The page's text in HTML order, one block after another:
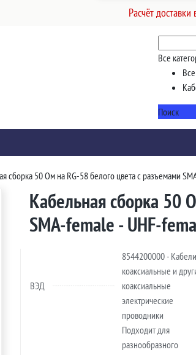
Расчёт
Все
Поиск
сборка 50 Ом на RG-58 белого цвета с разъемами
Кабельная сборка 50
SMA-female - UHF-
ВЭД
8544200000 - Кабели
коаксиальные и
коаксиальные
электрические
проводники
Подходит для
разнообразного